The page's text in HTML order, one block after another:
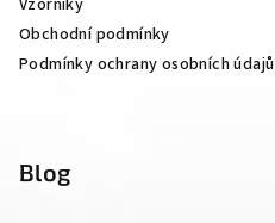
Obchodní podmínky
Podmínky ochrany osobních údajů
Blog